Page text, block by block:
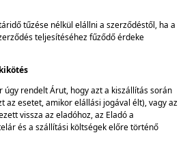
tűzése nélkül elállni a szerződéstől, ha a
teljesítéséhez fűződő érdeke
úgy rendelt Árut, hogy azt a kiszállítás során
az esetet, amikor elállási jogával élt), vagy az
vissza az eladóhoz, az Eladó a
és a szállítási költségek előre történő